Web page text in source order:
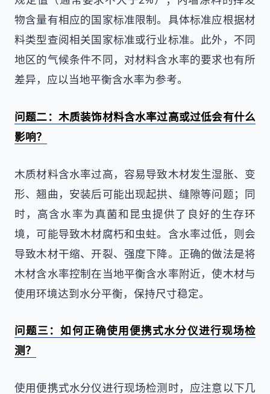
物含量有相应的国家标准限制。具体标准应根据材
料类型查阅相关国家标准或行业标准。此外，不同
地区的气候条件不同，对材料含水率的要求也有所
差异，应以当地平衡含水率为参考。
问题二：木质装饰材料含水率过高或过低会有什么
影响？
木质材料含水率过高，容易导致木材发生湿胀、变
形、翘曲，安装后可能出现起拱、缝隙等问题；同
时，高含水率为真菌和昆虫提供了良好的生存环
境，可能导致木材腐朽和虫蛀。含水率过低，则会
导致木材干缩、开裂、强度下降。正确的做法是将
木材含水率控制在当地平衡含水率附近，使木材与
使用环境达到水分平衡，保持尺寸稳定。
问题三：如何正确使用便携式水分仪进行现场检
测？
使用便携式水分仪进行现场检测时，应注意以下几